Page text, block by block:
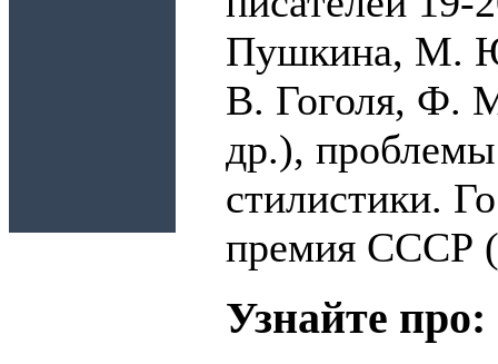
Пушкина, М.
В. Гоголя, Ф.
др.),
стилистики.
премия СССР
Узнайте про: